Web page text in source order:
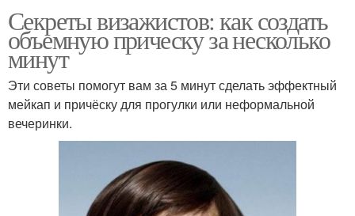
Секреты визажистов: как создать
объемную прическу за несколько
минут
Эти советы помогут вам за 5 минут сделать эффектный
мейкап и причёску для прогулки или неформальной
вечеринки.